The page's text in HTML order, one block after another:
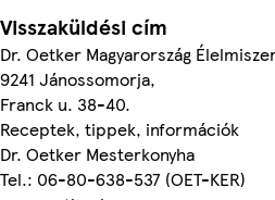
Visszaküldési cím
Dr. Oetker Magyarország
9241 Jánossomorja,
Franck u. 38-40.
Receptek, tippek, információk
Dr. Oetker Mesterkonyha
Tel.: 06-80-638-537 (OET-KER)